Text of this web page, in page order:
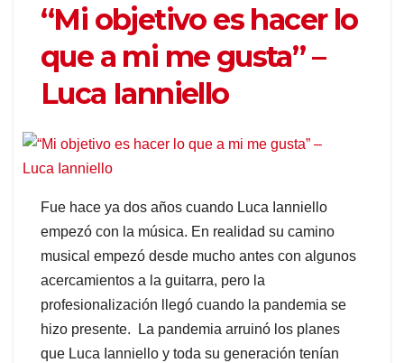
“Mi objetivo es hacer lo
que a mi me gusta” –
Luca Ianniello
Fue hace ya dos años cuando Luca Ianniello
empezó con la música. En realidad su camino
musical empezó desde mucho antes con algunos
acercamientos a la guitarra, pero la
profesionalización llegó cuando la pandemia se
hizo presente. La pandemia arruinó los planes
que Luca Ianniello y toda su generación tenían